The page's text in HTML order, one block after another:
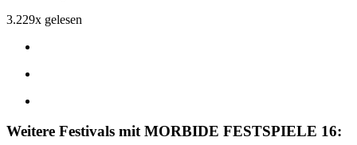
3.229x gelesen
Weitere Festivals mit MORBIDE FESTSPIELE 16: